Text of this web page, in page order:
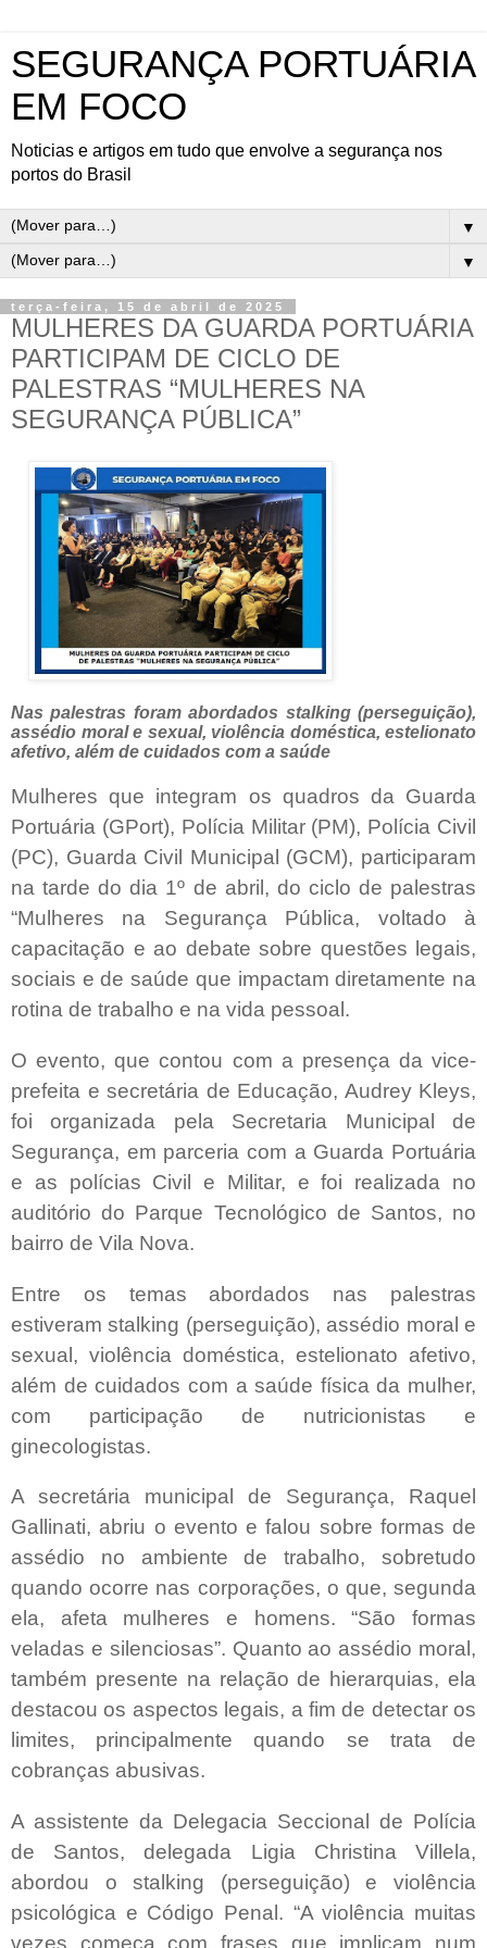
SEGURANÇA PORTUÁRIA
EM FOCO
Noticias e artigos em tudo que envolve a segurança nos
portos do Brasil
▼
▼
terça-feira, 15 de abril de 2025
MULHERES DA GUARDA PORTUÁRIA
PARTICIPAM DE CICLO DE
PALESTRAS “MULHERES NA
SEGURANÇA PÚBLICA”
Nas palestras foram abordados stalking (perseguição),
assédio moral e sexual, violência doméstica, estelionato
afetivo, além de cuidados com a saúde
Mulheres que integram os quadros da Guarda
Portuária (GPort), Polícia Militar (PM), Polícia Civil
(PC), Guarda Civil Municipal (GCM), participaram
na tarde do dia 1º de abril, do ciclo de palestras
“Mulheres na Segurança Pública, voltado à
capacitação e ao debate sobre questões legais,
sociais e de saúde que impactam diretamente na
rotina de trabalho e na vida pessoal.
O evento, que contou com a presença da vice-
prefeita e secretária de Educação, Audrey Kleys,
foi organizada pela Secretaria Municipal de
Segurança, em parceria com a Guarda Portuária
e as polícias Civil e Militar, e foi realizada no
auditório do Parque Tecnológico de Santos, no
bairro de Vila Nova.
Entre os temas abordados nas palestras
estiveram stalking (perseguição), assédio moral e
sexual, violência doméstica, estelionato afetivo,
além de cuidados com a saúde física da mulher,
com participação de nutricionistas e
ginecologistas.
A secretária municipal de Segurança, Raquel
Gallinati, abriu o evento e falou sobre formas de
assédio no ambiente de trabalho, sobretudo
quando ocorre nas corporações, o que, segunda
ela, afeta mulheres e homens. “São formas
veladas e silenciosas”. Quanto ao assédio moral,
também presente na relação de hierarquias, ela
destacou os aspectos legais, a fim de detectar os
limites, principalmente quando se trata de
cobranças abusivas.
A assistente da Delegacia Seccional de Polícia
de Santos, delegada Ligia Christina Villela,
abordou o stalking (perseguição) e violência
psicológica e Código Penal. “A violência muitas
vezes começa com frases que implicam num